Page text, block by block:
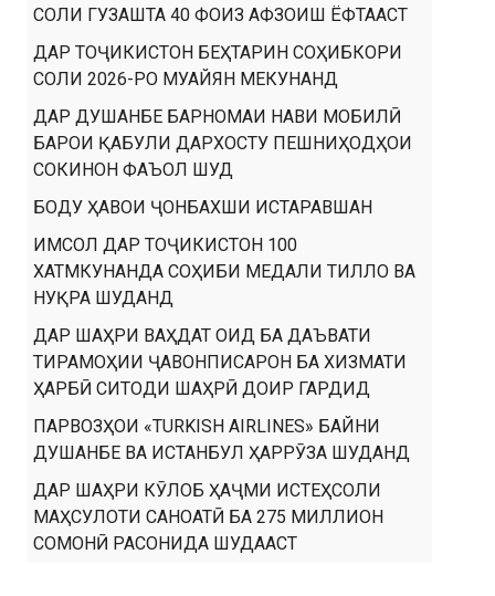
СОЛИ ГУЗАШТА 40 ФОИЗ АФЗОИШ ЁФТААСТ
ДАР ТОҶИКИСТОН БЕҲТАРИН СОҲИБКОРИ
СОЛИ 2026-РО МУАЙЯН МЕКУНАНД
ДАР ДУШАНБЕ БАРНОМАИ НАВИ МОБИЛӢ
БАРОИ ҚАБУЛИ ДАРХОСТУ ПЕШНИҲОДҲОИ
СОКИНОН ФАЪОЛ ШУД
БОДУ ҲАВОИ ҶОНБАХШИ ИСТАРАВШАН
ИМСОЛ ДАР ТОҶИКИСТОН 100
ХАТМКУНАНДА СОҲИБИ МЕДАЛИ ТИЛЛО ВА
НУҚРА ШУДАНД
ДАР ШАҲРИ ВАҲДАТ ОИД БА ДАЪВАТИ
ТИРАМОҲИИ ҶАВОНПИСАРОН БА ХИЗМАТИ
ҲАРБӢ СИТОДИ ШАҲРӢ ДОИР ГАРДИД
ПАРВОЗҲОИ «TURKISH AIRLINES» БАЙНИ
ДУШАНБЕ ВА ИСТАНБУЛ ҲАРРӮЗА ШУДАНД
ДАР ШАҲРИ КӮЛОБ ҲАҶМИ ИСТЕҲСОЛИ
МАҲСУЛОТИ САНОАТӢ БА 275 МИЛЛИОН
СОМОНӢ РАСОНИДА ШУДААСТ